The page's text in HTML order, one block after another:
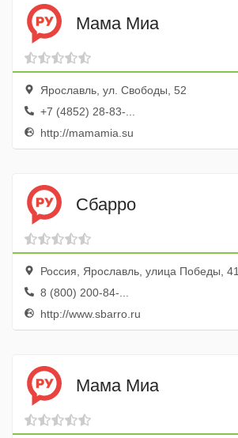
Мама Миа
Ярославль, ул. Свободы, 52
+7 (4852) 28-83-...
http://mamamia.su
Сбарро
Россия, Ярославль, улица Победы, 41
8 (800) 200-84-...
http://www.sbarro.ru
Мама Миа